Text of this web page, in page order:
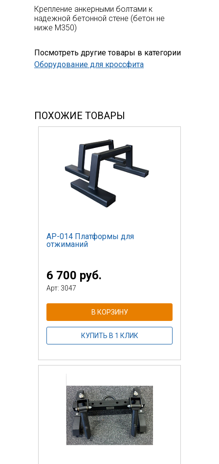
Крепление анкерными болтами к
надежной бетонной стене (бетон не
ниже М350)
Посмотреть другие товары в категории
Оборудование для кроссфита
ПОХОЖИЕ ТОВАРЫ
AP-014 Платформы для
отжиманий
6 700 руб.
Арт: 3047
В КОРЗИНУ
КУПИТЬ В 1 КЛИК